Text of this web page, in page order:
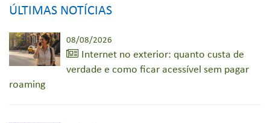
ÚLTIMAS NOTÍCIAS
08/08/2026
Internet no exterior: quanto custa de
verdade e como ficar acessível sem pagar
roaming